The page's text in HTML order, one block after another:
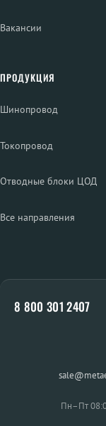
Вакансии
ПРОДУКЦИЯ
Шинопровод
Токопровод
Отводные блоки ЦОД
Все направления
8 800 301 2407
Пн–Пт